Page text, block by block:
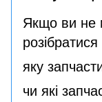
Якщо ви не
розібратися
яку
чи які